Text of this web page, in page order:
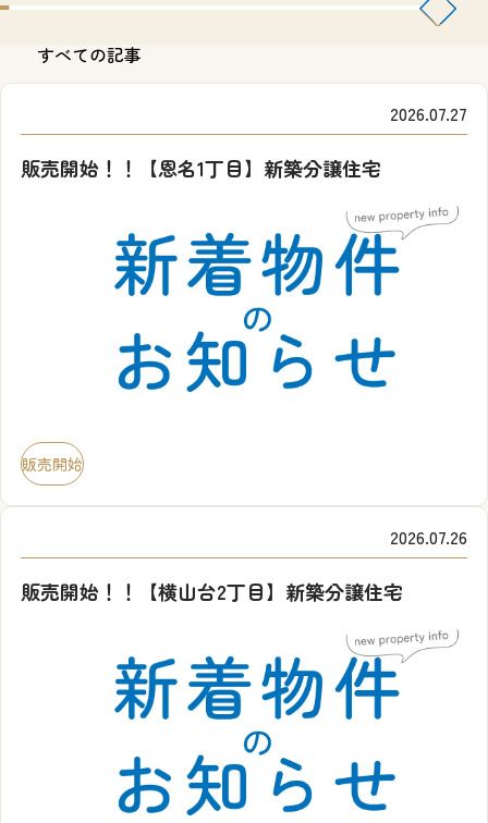
すべての記事
2026.07.27
販売開始！！【恩名1丁目】新築分譲住宅
販売開始
2026.07.26
販売開始！！【横山台2丁目】新築分譲住宅